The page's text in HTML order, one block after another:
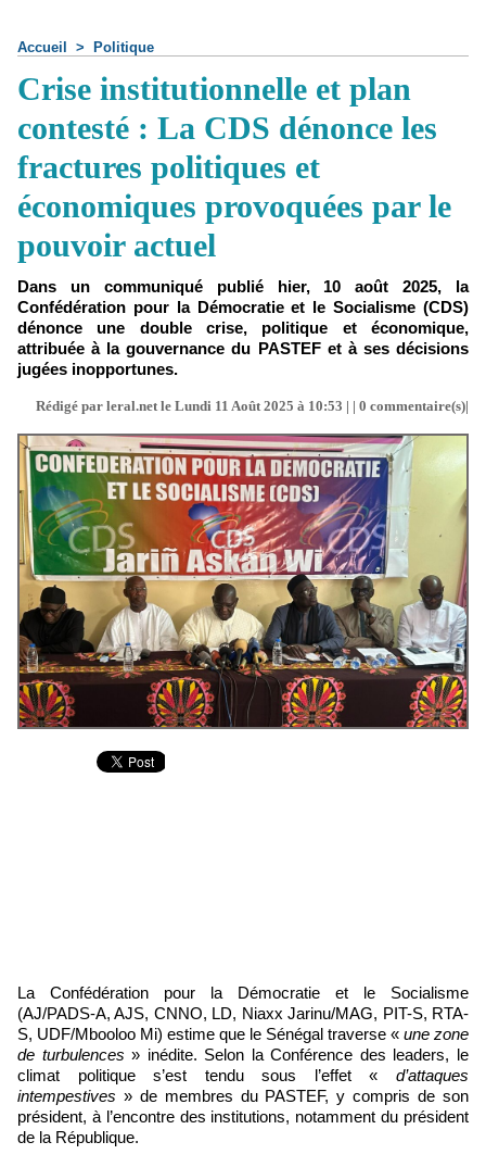
Accueil > Politique
Crise institutionnelle et plan
contesté : La CDS dénonce les
fractures politiques et
économiques provoquées par le
pouvoir actuel
Dans un communiqué publié hier, 10 août 2025, la
Confédération pour la Démocratie et le Socialisme (CDS)
dénonce une double crise, politique et économique,
attribuée à la gouvernance du PASTEF et à ses décisions
jugées inopportunes.
Rédigé par leral.net le Lundi 11 Août 2025 à 10:53 | | 0 commentaire(s)|
La Confédération pour la Démocratie et le Socialisme
(AJ/PADS-A, AJS, CNNO, LD, Niaxx Jarinu/MAG, PIT-S, RTA-
S, UDF/Mbooloo Mi) estime que le Sénégal traverse « une zone
de turbulences» inédite. Selon la Conférence des leaders, le
climat politique s’est tendu sous l’effet « d’attaques
intempestives » de membres du PASTEF, y compris de son
président, à l’encontre des institutions, notamment du président
de la République.